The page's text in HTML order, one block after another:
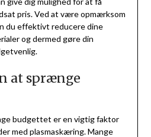
pris. Ved at være opmærksom
du effektivt reducere dine
og dermed gøre din
at sprænge
budgettet er en vigtig faktor
med plasmaskæring. Mange